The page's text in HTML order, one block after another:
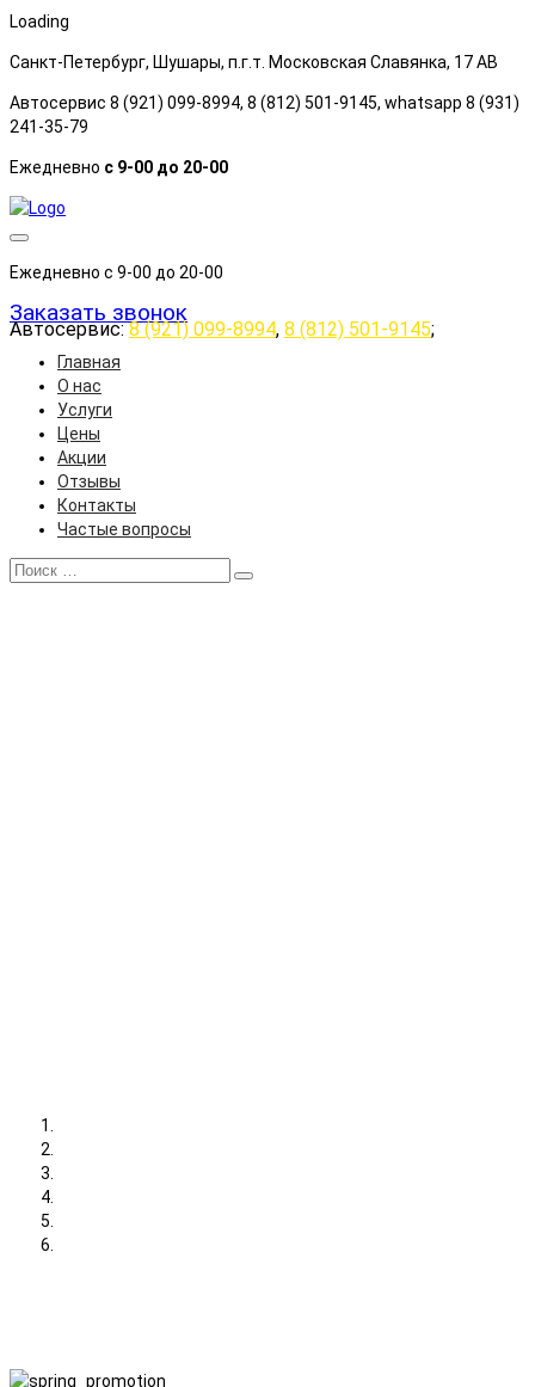
Loading
Санкт-Петербург, Шушары, п.г.т. Московская Славянка, 17 АB
Автосервис 8 (921) 099-8994, 8 (812) 501-9145, whatsapp 8 (931)
241-35-79
Ежедневно с 9-00 до 20-00
Ежедневно с 9-00 до 20-00
Заказать звонок
Автосервис:8 (921) 099-8994, 8 (812) 501-9145;
Главная
О нас
Услуги
Цены
Акции
Отзывы
Контакты
Частые вопросы